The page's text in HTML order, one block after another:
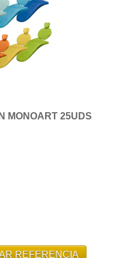
MONOART 25UDS